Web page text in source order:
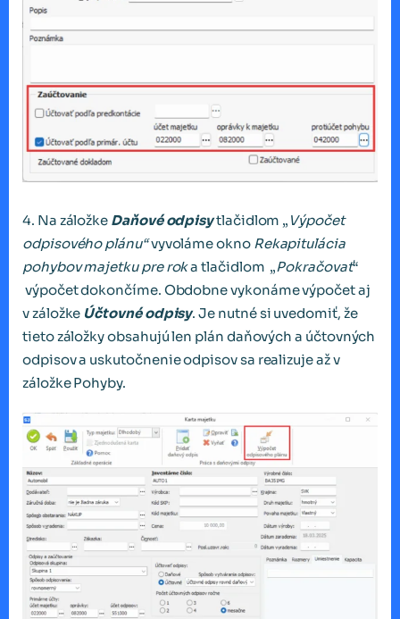
4. Na záložke Daňové odpisytlačidlom „ Výpočet
odpisového plánu“vyvoláme okno Rekapitulácia
pohybov majetku pre roka tlačidlom „Pokračovať“
výpočet dokončíme. Obdobne vykonáme výpočet aj
v záložke Účtovné odpisy. Je nutné si uvedomiť, že
tieto záložky obsahujú len plán daňových a účtovných
odpisov a uskutočnenie odpisov sa realizuje až v
záložke Pohyby.